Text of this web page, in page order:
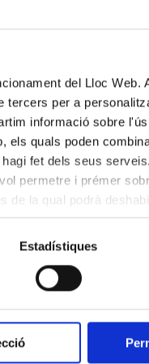
del Lloc Web.
per a
informació sobre
quals poden
fet dels seus
permetre i prémer
de la qual podrà
Estadístiques
jugar amb la
Gervasi